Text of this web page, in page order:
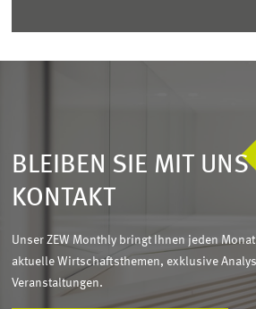
BLEIBEN SIE MIT UNS
KONTAKT
Unser ZEW Monthly bringt Ihnen jeden
aktuelle Wirtschaftsthemen, exklusive
Veranstaltungen.